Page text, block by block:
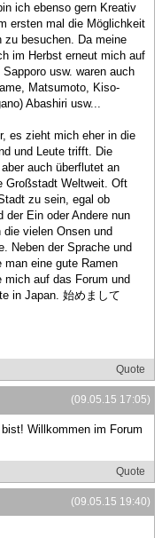
ich ebenso gern Kreativ
ersten mal die Möglichkeit
zu besuchen. Da meine
im Herbst erneut mich auf
usw. waren auch
Matsumoto, Kiso-
Abashiri usw...
es zieht mich eher in die
und Leute trifft. Die
auch überflutet an
Großstadt Weltweit. Oft
zu sein, egal ob
der Ein oder Andere nun
vielen Onsen und
Neben der Sprache und
eine gute Ramen
auf das Forum und
in Japan. 始めまして
Quote
(09.05.15 17:05)
Willkommen im Forum
Quote
(09.05.15 19:40)